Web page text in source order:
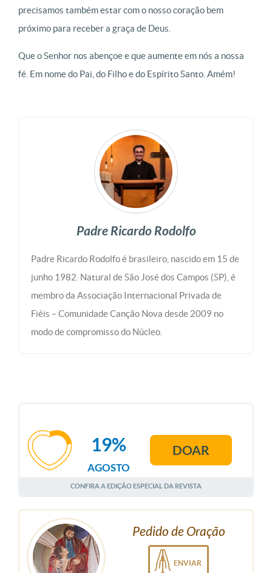
precisamos também estar com o nosso coração bem
próximo para receber a graça de Deus.
Que o Senhor nos abençoe e que aumente em nós a nossa
fé. Em nome do Pai, do Filho e do Espírito Santo. Amém!
Padre Ricardo Rodolfo
Padre Ricardo Rodolfo é brasileiro, nascido em 15 de
junho 1982. Natural de São José dos Campos (SP), é
membro da Associação Internacional Privada de
Fiéis – Comunidade Canção Nova desde 2009 no
modo de compromisso do Núcleo.
AGOSTO
19% DOAR
CONFIRA A EDIÇÃO ESPECIAL DA REVISTA
Pedido de Oração
ENVIAR